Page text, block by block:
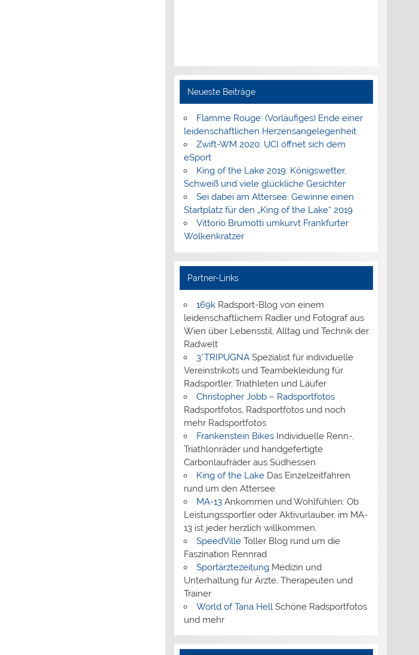
Neueste Beiträge
Flamme Rouge: (Vorläufiges) Ende einer
leidenschaftlichen Herzensangelegenheit
Zwift-WM 2020: UCI öffnet sich dem
eSport
King of the Lake 2019: Königswetter,
Schweiß und viele glückliche Gesichter
Sei dabei am Attersee: Gewinne einen
Startplatz für den „King of the Lake“ 2019
Vittorio Brumotti umkurvt Frankfurter
Wolkenkratzer
Partner-Links
169kRadsport-Blog von einem
leidenschaftlichem Radler und Fotograf aus
Wien über Lebensstil, Alltag und Technik der
Radwelt
3*TRIPUGNASpezialist für individuelle
Vereinstrikots und Teambekleidung für
Radsportler, Triathleten und Läufer
Christopher Jobb – Radsportfotos
Radsportfotos, Radsportfotos und noch
mehr Radsportfotos
Frankenstein BikesIndividuelle Renn-,
Triathlonräder und handgefertigte
Carbonlaufräder aus Südhessen
King of the LakeDas Einzelzeitfahren
rund um den Attersee
MA-13Ankommen und Wohlfühlen: Ob
Leistungssportler oder Aktivurlauber, im MA-
13 ist jeder herzlich willkommen.
SpeedVilleToller Blog rund um die
Faszination Rennrad
SportärztezeitungMedizin und
Unterhaltung für Ärzte, Therapeuten und
Trainer
World of Tana Hell Schöne Radsportfotos
und mehr